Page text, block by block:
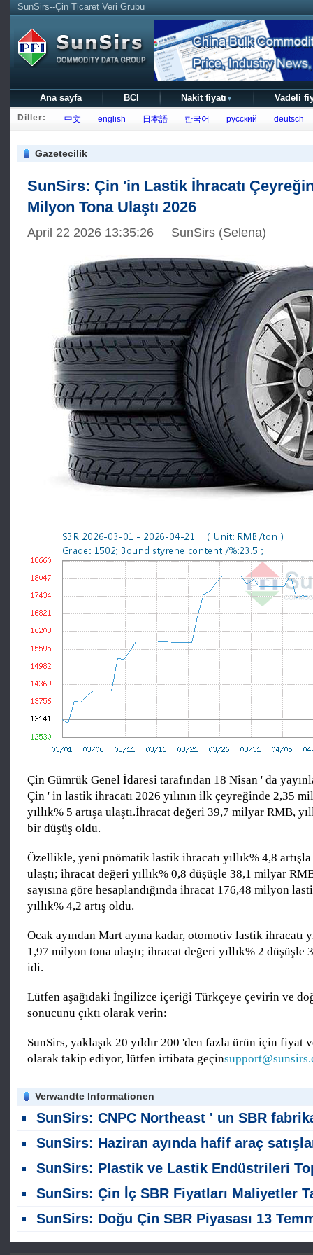
SunSirs--Çin Ticaret Veri Grubu
Ana sayfa BCI Nakit fiyatı ▼ Vadeli
Diller: 中文 english 日本語 한국어 русский deutsch
Gazetecilik
SunSirs: Çin 'in Lastik İhracatı
Milyon Tona Ulaştı 2026
April 22 2026 13:35:26 SunSirs (Selena)
Çin Gümrük Genel İdaresi tarafından 18 Nisan ' da
Çin ' in lastik ihracatı 2026 yılının ilk çeyreğinde 2,35
yıllık% 5 artışa ulaştı.İhracat değeri 39,7 milyar RMB,
bir düşüş oldu.
Özellikle, yeni pnömatik lastik ihracatı yıllık% 4,8
ulaştı; ihracat değeri yıllık% 0,8 düşüşle 38,1 milyar
sayısına göre hesaplandığında ihracat 176,48 milyon
yıllık% 4,2 artış oldu.
Ocak ayından Mart ayına kadar, otomotiv lastik ihracatı
1,97 milyon tona ulaştı; ihracat değeri yıllık% 2 düşüşle
idi.
Lütfen aşağıdaki İngilizce içeriği Türkçeye çevirin ve
sonucunu çıktı olarak verin:
SunSirs, yaklaşık 20 yıldır 200 'den fazla ürün için fiyat
olarak takip ediyor, lütfen irtibata geçin
Verwandte Informationen
SunSirs: CNPC Northeast ' un SBR fabrika dışı fiyat indiriminin
SunSirs: Haziran ayında hafif araç satışları, kauçuk sektörü için
SunSirs: Plastik ve Lastik Endüstrileri Toplu Emtia İstihbaratı (23 Temmuz
SunSirs: Çin İç SBR Fiyatları Maliyetler Tarafından
SunSirs: Doğu Çin SBR Piyasası 13 Temmuz ' da